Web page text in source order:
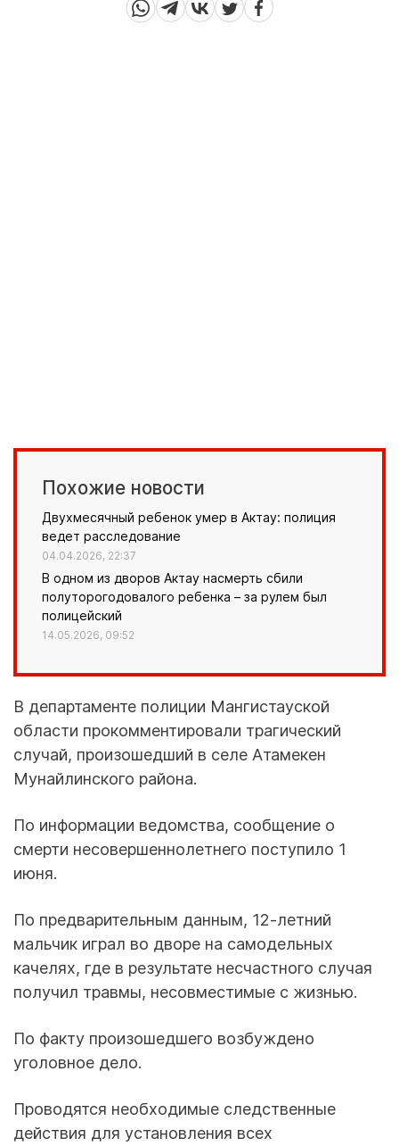
Похожие новости
Двухмесячный ребенок умер в Актау: полиция
ведет расследование
04.04.2026, 22:37
В одном из дворов Актау насмерть сбили
полуторогодовалого ребенка – за рулем был
полицейский
14.05.2026, 09:52
В департаменте полиции Мангистауской
области прокомментировали трагический
случай, произошедший в селе Атамекен
Мунайлинского района.
По информации ведомства, сообщение о
смерти несовершеннолетнего поступило 1
июня.
По предварительным данным, 12-летний
мальчик играл во дворе на самодельных
качелях, где в результате несчастного случая
получил травмы, несовместимые с жизнью.
По факту произошедшего возбуждено
уголовное дело.
Проводятся необходимые следственные
действия для установления всех